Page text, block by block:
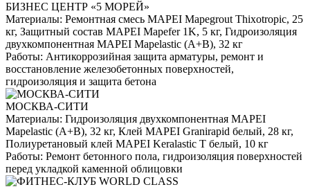
БИЗНЕС ЦЕНТР «5 МОРЕЙ»
Материалы: Ремонтная смесь MAPEI Mapegrout Thixotropic, 25
кг, Защитный состав MAPEI Mapefer 1K, 5 кг, Гидроизоляция
двухкомпонентная MAPEI Mapelastic (А+B), 32 кг
Работы: Антикоррозийная защита арматуры, ремонт и
восстановление железобетонных поверхностей,
гидроизоляция и защита бетона
МОСКВА-СИТИ
Материалы: Гидроизоляция двухкомпонентная MAPEI
Mapelastic (А+B), 32 кг, Клей MAPEI Granirapid белый, 28 кг,
Полиуретановый клей MAPEI Keralastic T белый, 10 кг
Работы: Ремонт бетонного пола, гидроизоляция поверхностей
перед укладкой каменной облицовки